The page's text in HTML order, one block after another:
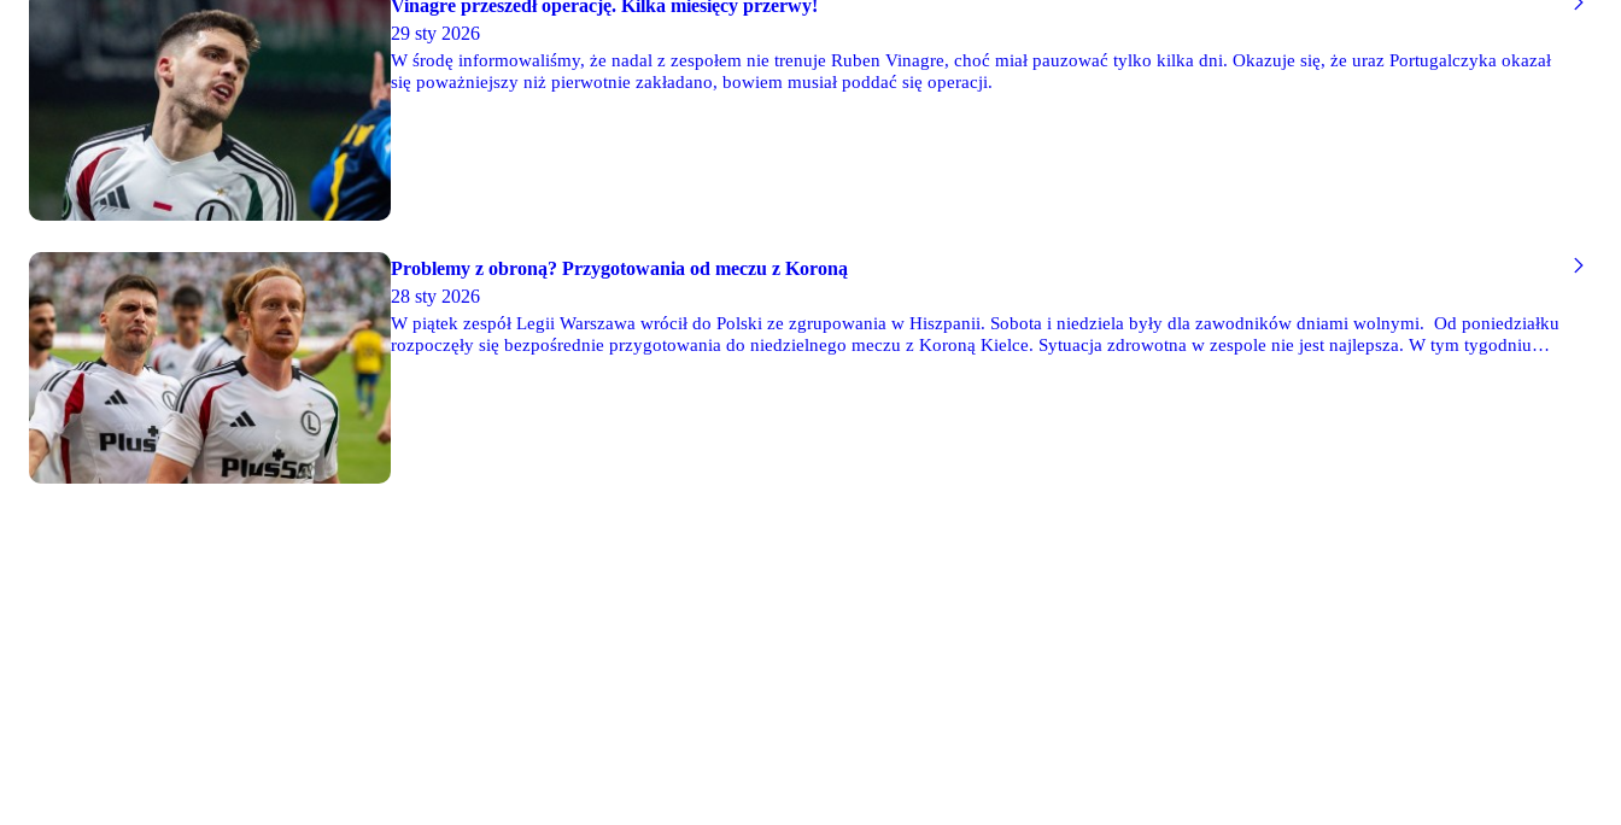
Vinagre przeszedł operację. Kilka miesięcy przerwy!
29 sty 2026
W środę informowaliśmy, że nadal z zespołem nie trenuje Ruben Vinagre, choć miał pauzować tylko kilka dni. Okazuje się, że uraz Portugalczyka okazał
się poważniejszy niż pierwotnie zakładano, bowiem musiał poddać się operacji.
Problemy z obroną? Przygotowania od meczu z Koroną
28 sty 2026
W piątek zespół Legii Warszawa wrócił do Polski ze zgrupowania w Hiszpanii. Sobota i niedziela były dla zawodników dniami wolnymi. Od poniedziałku
rozpoczęły się bezpośrednie przygotowania do niedzielnego meczu z Koroną Kielce. Sytuacja zdrowotna w zespole nie jest najlepsza. W tym tygodniu